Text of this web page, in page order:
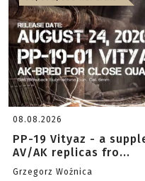
08.08.2026
PP-19 Vityaz - a
AV/AK replicas fro...
Grzegorz Woźnica